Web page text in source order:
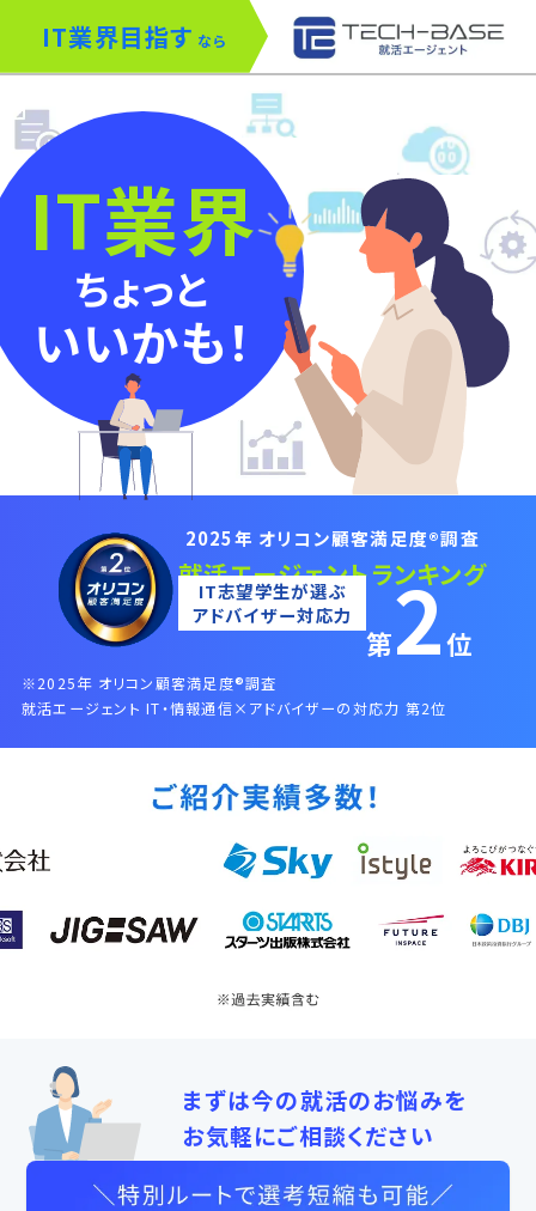
IT業界目指す なら
IT業界
ちょっと
いいかも！
2025年 オリコン顧客満足度®調査
就活エージェントランキング
IT志望学生が選ぶ
アドバイザー対応力
第2位
※2025年 オリコン顧客満足度®調査
就活エージェント IT・情報通信×アドバイザーの対応力 第2位
まずは今の就活のお悩みを
お気軽にご相談ください